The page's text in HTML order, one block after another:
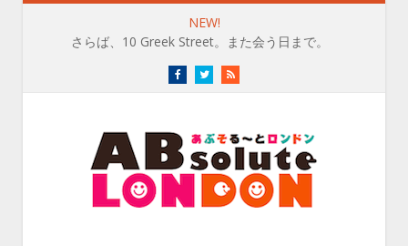
NEW!
さらば、10 Greek Street。また会う日まで。
FacebookTwitterRSS